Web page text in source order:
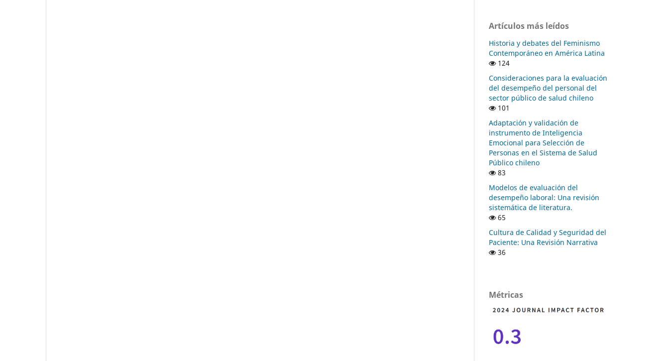
Artículos más leídos
Historia y debates del Feminismo
Contemporáneo en América Latina
124
Consideraciones para la evaluación
del desempeño del personal del
sector público de salud chileno
101
Adaptación y validación de
instrumento de Inteligencia
Emocional para Selección de
Personas en el Sistema de Salud
Público chileno
83
Modelos de evaluación del
desempeño laboral: Una revisión
sistemática de literatura.
65
Cultura de Calidad y Seguridad del
Paciente: Una Revisión Narrativa
36
Métricas